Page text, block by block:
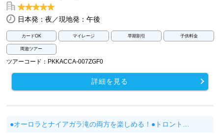
日本発：夜／現地発：午後
カードOK マイレージ 早期割引 子供料金
周遊ツアー
ツアーコード：PKKACCA-007ZGF0
詳細を見る
●オーロラとナイアガラ滝の両方を楽しめる！●トロント…